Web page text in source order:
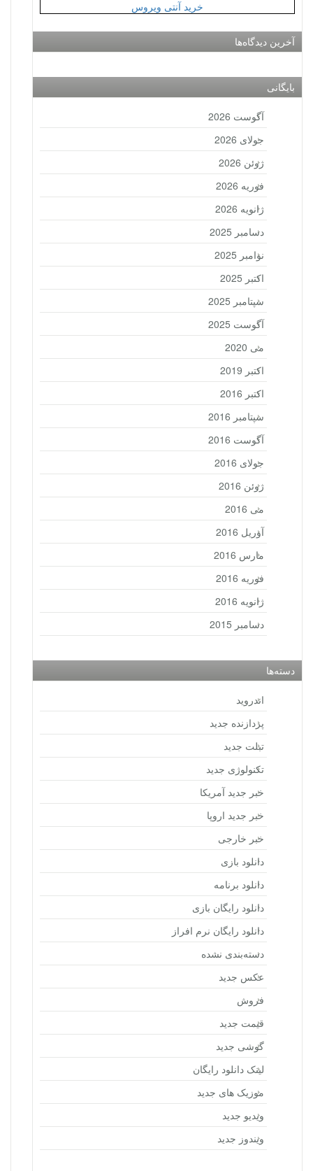
خرید آنتی ویروس
آخرین دیدگاه‌ها
بایگانی
آگوست 2026
جولای 2026
ژوئن 2026
فوریه 2026
ژانویه 2026
دسامبر 2025
نوامبر 2025
اکتبر 2025
سپتامبر 2025
آگوست 2025
می 2020
اکتبر 2019
اکتبر 2016
سپتامبر 2016
آگوست 2016
جولای 2016
ژوئن 2016
می 2016
آوریل 2016
مارس 2016
فوریه 2016
ژانویه 2016
دسامبر 2015
دسته‌ها
اندروید
پردازنده جدید
تبلت جدید
تکنولوژی جدید
خبر جدید آمریکا
خبر جدید اروپا
خبر خارجی
دانلود بازی
دانلود برنامه
دانلود رایگان بازی
دانلود رایگان نرم افراز
دسته‌بندی نشده
عکس جدید
فروش
قیمت جدید
گوشی جدید
لینک دانلود رایگان
موزیک های جدید
ویدیو جدید
ویندوز جدید